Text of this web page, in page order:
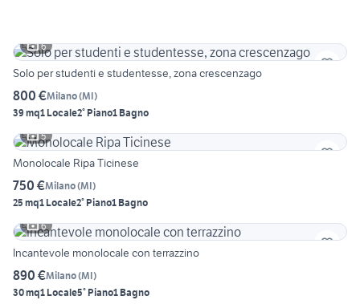
6
Solo per studenti e studentesse, zona crescenzago
800 €Milano(MI)
39 mq1 Locale2° Piano1 Bagno
5
Monolocale Ripa Ticinese
750 €Milano(MI)
25 mq1 Locale2° Piano1 Bagno
6
Incantevole monolocale con terrazzino
890 €Milano(MI)
30 mq1 Locale5° Piano1 Bagno